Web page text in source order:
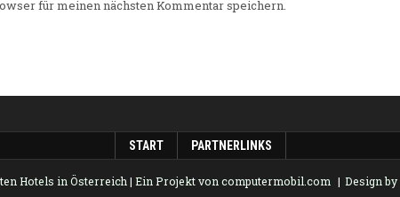
für meinen nächsten Kommentar speichern.
START PARTNERLINKS
Hotels in Österreich | Ein Projekt von computermobil.com Design